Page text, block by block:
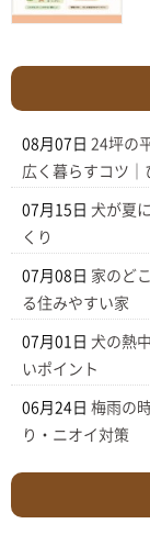
08月07日 24坪の
広く暮らすコツ｜
07月15日 犬が夏
くり
07月08日 家のど
る住みやすい家
07月01日 犬の熱
いポイント
06月24日 梅雨の
り・ニオイ対策